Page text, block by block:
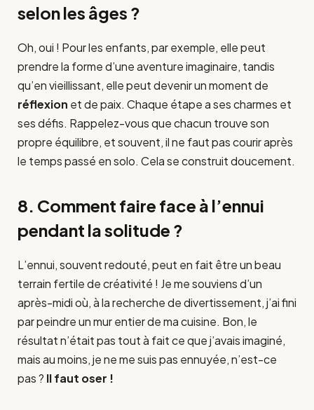
selon les âges ?
Oh, oui ! Pour les enfants, par exemple, elle peut
prendre la forme d’une aventure imaginaire, tandis
qu’en vieillissant, elle peut devenir un moment de
réflexion et de paix. Chaque étape a ses charmes et
ses défis. Rappelez-vous que chacun trouve son
propre équilibre, et souvent, il ne faut pas courir après
le temps passé en solo. Cela se construit doucement.
8. Comment faire face à l’ennui
pendant la solitude ?
L’ennui, souvent redouté, peut en fait être un beau
terrain fertile de créativité ! Je me souviens d’un
après-midi où, à la recherche de divertissement, j’ai fini
par peindre un mur entier de ma cuisine. Bon, le
résultat n’était pas tout à fait ce que j’avais imaginé,
mais au moins, je ne me suis pas ennuyée, n’est-ce
pas ? Il faut oser !